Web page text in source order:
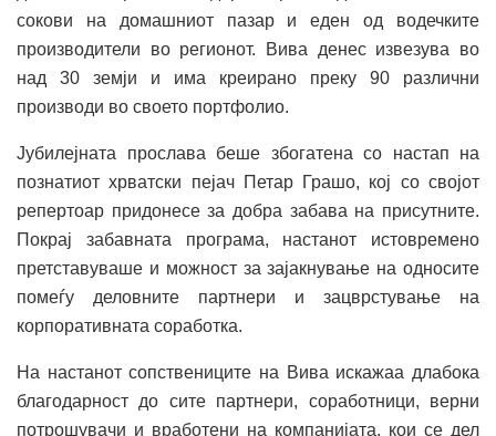
сокови на домашниот пазар и еден од водечките
производители во регионот. Вива денес извезува во
над 30 земји и има креирано преку 90 различни
производи во своето портфолио.
Јубилејната прослава беше збогатена со настап на
познатиот хрватски пејач Петар Грашо, кој со својот
репертоар придонесе за добра забава на присутните.
Покрај забавната програма, настанот истовремено
претставуваше и можност за зајакнување на односите
помеѓу деловните партнери и зацврстување на
корпоративната соработка.
На настанот сопствениците на Вива искажаа длабока
благодарност до сите партнери, соработници, верни
потрошувачи и вработени на компанијата, кои се дел